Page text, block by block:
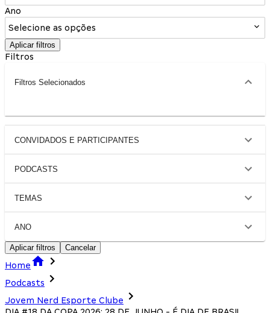
Ano
Selecione as opções
Aplicar filtros
Filtros
Filtros Selecionados
CONVIDADOS E PARTICIPANTES
PODCASTS
TEMAS
ANO
Aplicar filtros Cancelar
Home
Podcasts
Jovem Nerd Esporte Clube